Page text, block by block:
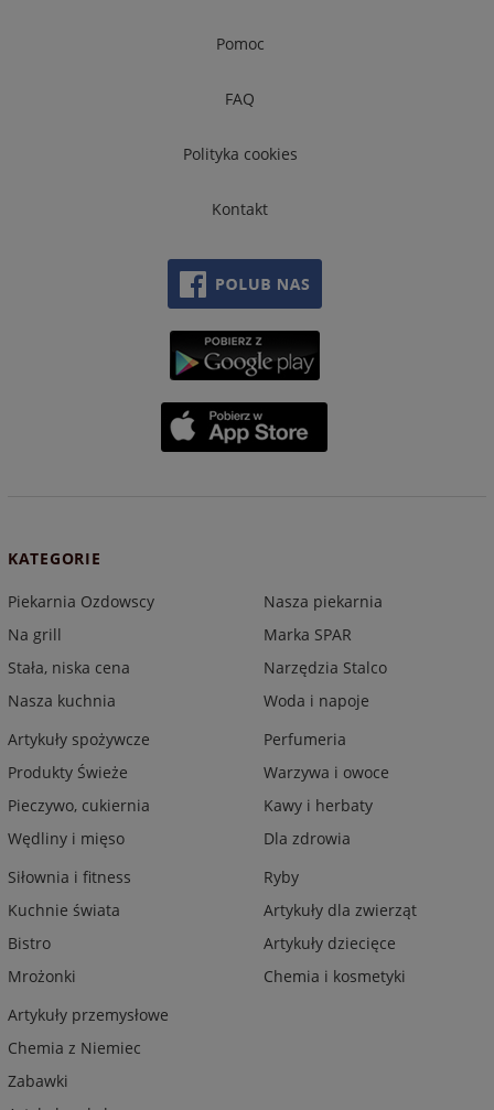
Pomoc
FAQ
Polityka cookies
Kontakt
KATEGORIE
Piekarnia Ozdowscy
Na grill
Stała, niska cena
Nasza kuchnia
Nasza piekarnia
Marka SPAR
Narzędzia Stalco
Woda i napoje
Artykuły spożywcze
Produkty Świeże
Pieczywo, cukiernia
Wędliny i mięso
Perfumeria
Warzywa i owoce
Kawy i herbaty
Dla zdrowia
Siłownia i fitness
Kuchnie świata
Bistro
Mrożonki
Ryby
Artykuły dla zwierząt
Artykuły dziecięce
Chemia i kosmetyki
Artykuły przemysłowe
Chemia z Niemiec
Zabawki